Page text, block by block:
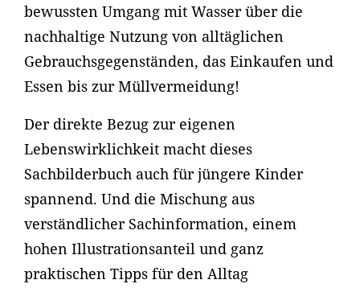
bewussten Umgang mit Wasser über die
nachhaltige Nutzung von alltäglichen
Gebrauchsgegenständen, das Einkaufen und
Essen bis zur Müllvermeidung!
Der direkte Bezug zur eigenen
Lebenswirklichkeit macht dieses
Sachbilderbuch auch für jüngere Kinder
spannend. Und die Mischung aus
verständlicher Sachinformation, einem
hohen Illustrationsanteil und ganz
praktischen Tipps für den Alltag